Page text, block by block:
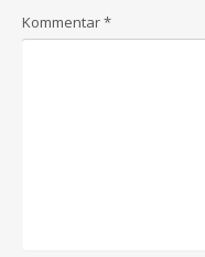
Kommentar*